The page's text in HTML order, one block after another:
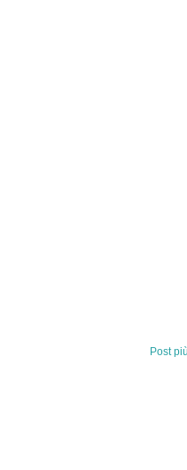
Post